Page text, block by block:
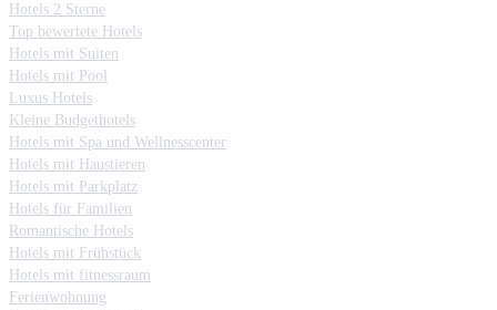
Hotels 2 Sterne
Top bewertete Hotels
Hotels mit Suiten
Hotels mit Pool
Luxus Hotels
Kleine Budgethotels
Hotels mit Spa und Wellnesscenter
Hotels mit Haustieren
Hotels mit Parkplatz
Hotels für Familien
Romantische Hotels
Hotels mit Frühstück
Hotels mit fitnessraum
Ferienwohnung